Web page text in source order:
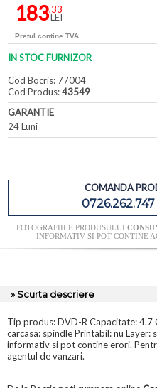
183,33
LEI
Pretul contine TVA
IN STOC FURNIZOR
Cod Bocris: 77004
Cod Produs:43549
GARANTIE
24 Luni
COMANDA
0726.262.747
FOTOGRAFIILE PRODUSULUI
INFORMATIV SI POT CONTINE
» Scurta descriere
Tip produs: DVD-R Capacitate: 4.7
carcasa: spindle Printabil: nu Layer:
informativ si pot contine erori.
agentul de vanzari.